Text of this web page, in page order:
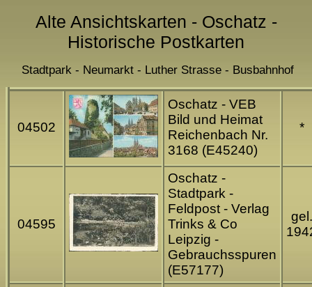
Alte Ansichtskarten - Oschatz -
Historische Postkarten
Stadtpark - Neumarkt - Luther Strasse - Busbahnhof
04502
Oschatz - VEB
Bild und Heimat
Reichenbach Nr.
3168 (E45240)
*
04595
Oschatz -
Stadtpark -
Feldpost - Verlag
Trinks & Co
Leipzig -
Gebrauchsspuren
(E57177)
gel.